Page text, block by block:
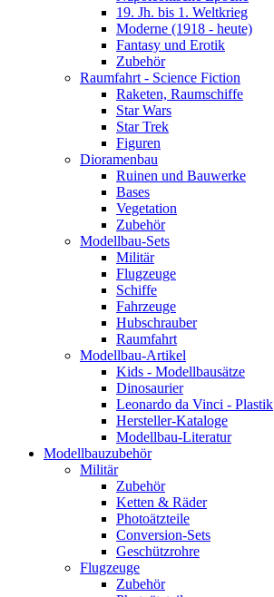
19. Jh. bis 1. Weltkrieg
Moderne (1918 - heute)
Fantasy und Erotik
Zubehör
Raumfahrt - Science Fiction
Raketen, Raumschiffe
Star Wars
Star Trek
Figuren
Dioramenbau
Ruinen und Bauwerke
Bases
Vegetation
Zubehör
Modellbau-Sets
Militär
Flugzeuge
Schiffe
Fahrzeuge
Hubschrauber
Raumfahrt
Modellbau-Artikel
Kids - Modellbausätze
Dinosaurier
Leonardo da Vinci - Plastik
Hersteller-Kataloge
Modellbau-Literatur
Modellbauzubehör
Militär
Zubehör
Ketten & Räder
Photoätzteile
Conversion-Sets
Geschützrohre
Flugzeuge
Zubehör